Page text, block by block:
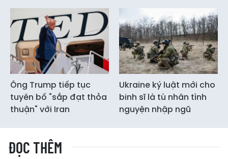
Ông Trump tiếp tục
tuyên bố "sắp đạt thỏa
thuận" với Iran
Ukraine ký luật mới cho
binh sĩ là tù nhân tình
nguyện nhập ngũ
ĐỌC THÊM